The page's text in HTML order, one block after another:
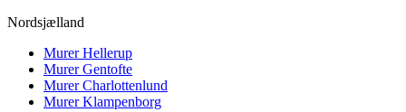
Nordsjælland
MurerHellerup
MurerGentofte
MurerCharlottenlund
MurerKlampenborg